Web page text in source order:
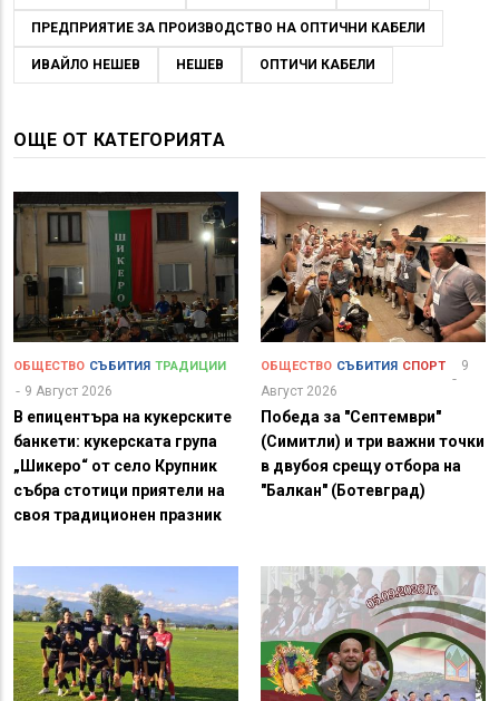
ПРЕДПРИЯТИЕ ЗА ПРОИЗВОДСТВО НА ОПТИЧНИ КАБЕЛИ
ИВАЙЛО НЕШЕВ НЕШЕВ ОПТИЧИ КАБЕЛИ
ОЩЕ ОТ КАТЕГОРИЯТА
ОБЩЕСТВО СЪБИТИЯ ТРАДИЦИИ
9 Август 2026
В епицентъра на кукерските
банкети: кукерската група
„Шикеро“ от село Крупник
събра стотици приятели на
своя традиционен празник
ОБЩЕСТВО СЪБИТИЯ СПОРТ
9
Август 2026
Победа за "Септември"
(Симитли) и три важни точки
в двубоя срещу отбора на
"Балкан" (Ботевград)